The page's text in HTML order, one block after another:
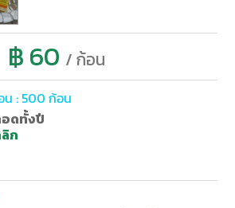
฿ 60 / ก้อน
น : 500 ก้อน
ดทั้งปี
ก